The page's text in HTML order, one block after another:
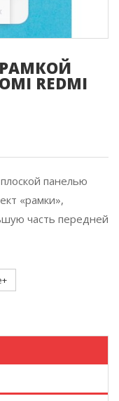
REDMI
панелью
«рамки»,
часть передней